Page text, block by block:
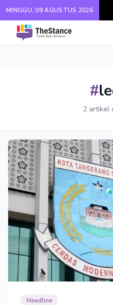
MINGGU, 09 AGUSTUS 2026
#
2 artikel
Headline